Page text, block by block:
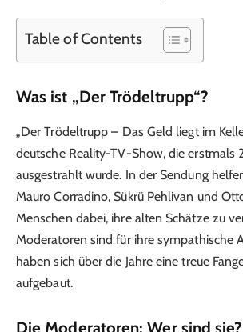
Table of Contents
Was ist „Der Trödeltrupp“?
„Der Trödeltrupp – Das Geld liegt im
deutsche Reality-TV-Show, die erstmals
ausgestrahlt wurde. In der Sendung
Mauro Corradino, Sükrü Pehlivan und
Menschen dabei, ihre alten Schätze zu
Moderatoren sind für ihre sympathische
haben sich über die Jahre eine treue
aufgebaut.
Die Moderatoren: Wer sind sie?